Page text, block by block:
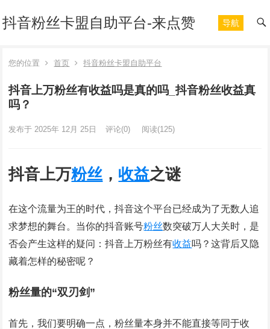
抖音粉丝卡盟自助平台-来点赞 导航
您的位置 首页 抖音粉丝卡盟自助平台
抖音上万粉丝有收益吗是真的吗_抖音粉丝收益真
吗？
发布于 2025年 12月 25日 评论(0) 阅读(125)
抖音上万粉丝 ， 收益之谜
在这个流量为王的时代，抖音这个平台已经成为了无数人追
求梦想的舞台。当你的抖音账号粉丝数突破万人大关时，是
否会产生这样的疑问：抖音上万粉丝有收益吗？这背后又隐
藏着怎样的秘密呢？
粉丝量的“双刃剑”
首先，我们要明确一点，粉丝量本身并不能直接等同于收